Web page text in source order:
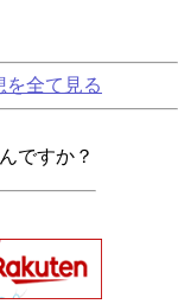
を全て見る
ですか？